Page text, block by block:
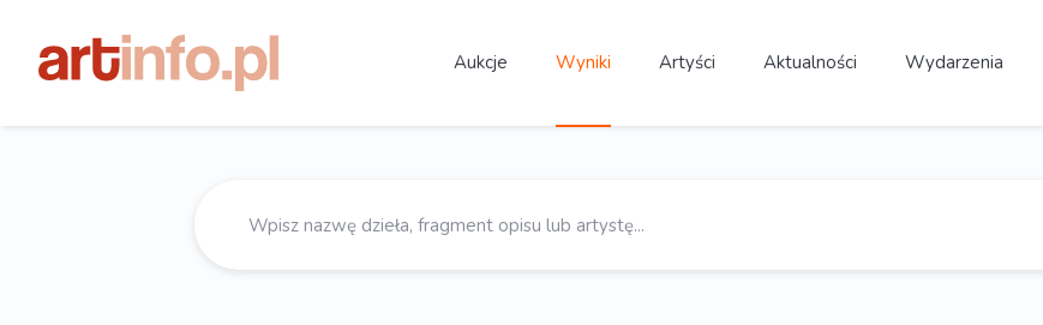
Aukcje Wyniki Artyści Aktualności Wydarzenia